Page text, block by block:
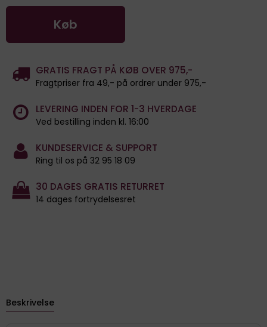
Køb
GRATIS FRAGT PÅ KØB OVER 975,-
Fragtpriser fra 49,- på ordrer under 975,-
LEVERING INDEN FOR 1-3 HVERDAGE
Ved bestilling inden kl. 16:00
KUNDESERVICE & SUPPORT
Ring til os på 32 95 18 09
30 DAGES GRATIS RETURRET
14 dages fortrydelsesret
Beskrivelse